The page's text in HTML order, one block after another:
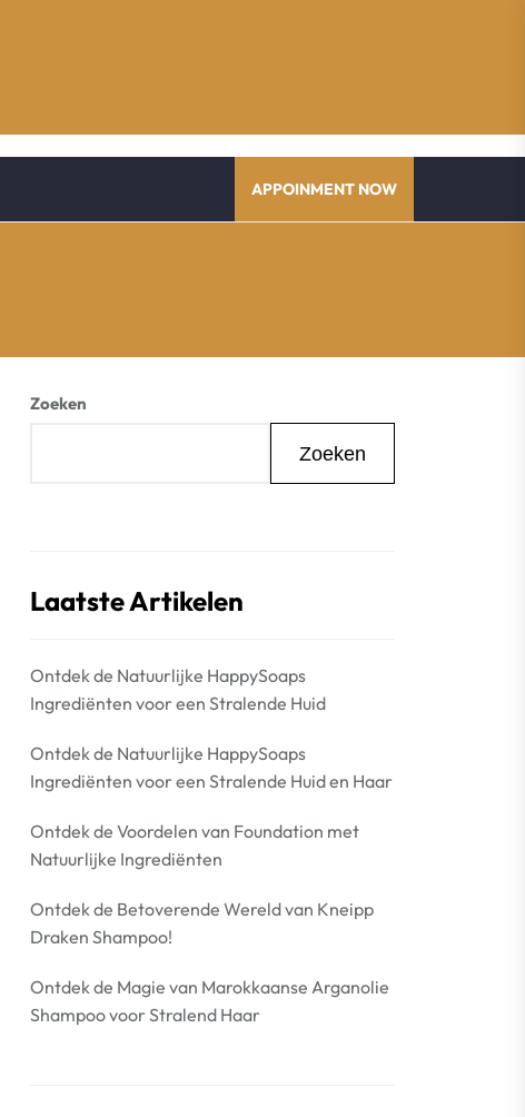
APPOINMENT NOW
Zoeken
Zoeken
Laatste Artikelen
Ontdek de Natuurlijke HappySoaps
Ingrediënten voor een Stralende Huid
Ontdek de Natuurlijke HappySoaps
Ingrediënten voor een Stralende Huid en Haar
Ontdek de Voordelen van Foundation met
Natuurlijke Ingrediënten
Ontdek de Betoverende Wereld van Kneipp
Draken Shampoo!
Ontdek de Magie van Marokkaanse Arganolie
Shampoo voor Stralend Haar